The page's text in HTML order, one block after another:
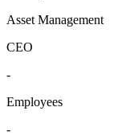
Asset Management
CEO
-
Employees
-